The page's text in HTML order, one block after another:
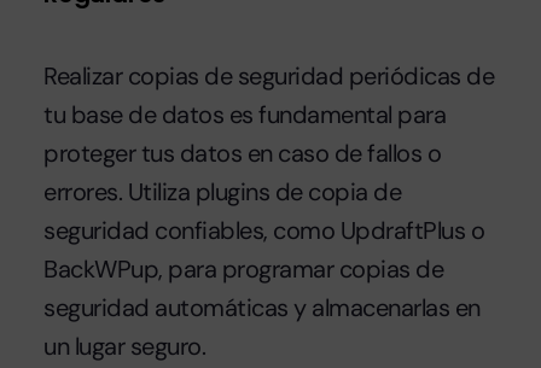
Realizar copias de seguridad periódicas de
tu base de datos es fundamental para
proteger tus datos en caso de fallos o
errores. Utiliza plugins de copia de
seguridad confiables, como UpdraftPlus o
BackWPup, para programar copias de
seguridad automáticas y almacenarlas en
un lugar seguro.